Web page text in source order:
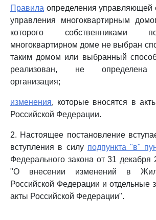
Правила определения управляющей
управления многоквартирным
которого собственниками
многоквартирном доме не выбран
таким домом или выбранный
реализован, не определена
организация;
изменения, которые вносятся в
Российской Федерации.
2. Настоящее постановление
вступления в силу подпункта "в"
Федерального закона от 31 декабря
"О внесении изменений в
Российской Федерации и отдельные
акты Российской Федерации".